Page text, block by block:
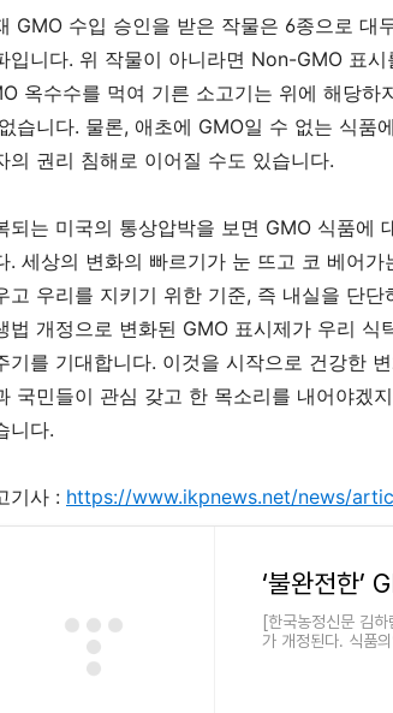
GMO 수입 승인을 받은 작물은 6종으로 대
입니다. 위 작물이 아니라면 Non-GMO 표시
옥수수를 먹여 기른 소고기는 위에 해당하
습니다. 물론, 애초에 GMO일 수 없는 식품에
의 권리 침해로 이어질 수도 있습니다.
되는 미국의 통상압박을 보면 GMO 식품에
. 세상의 변화의 빠르기가 눈 뜨고 코 베어가
고 우리를 지키기 위한 기준, 즉 내실을 단
법 개정으로 변화된 GMO 표시제가 우리 식
기를 기대합니다. 이것을 시작으로 건강한
국민들이 관심 갖고 한 목소리를 내어야겠
니다.
기사 : https://www.ikpnews.net/news/
[한국농정신문 김
가 개정된다. 식품